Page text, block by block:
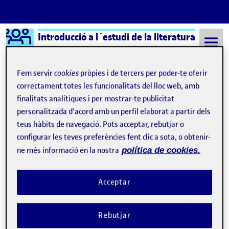
Saltar al contingut
Logo Ágora
Introducció a l´estudi de la literatura
Semestre 20211 - Aula 1 16 Setembre, 2021
16 Setembre, 2021
Qui soc?
Publicat per
Jordi Anglés Escolar
Data de publicaciócomentariel Qui soc?
Hola a tothom, sóc el Jordi Anglès de Tarragona, tinc 42 anys.
Començo aquest any llengua i literatura catalanes per la uoc
després de temps de voler fer-ho. Sóc llicenciat en filologia
hispànica per la URV i fa més de cinc anys que em dedico a donar
Fem servircookies pròpies i de tercers per poder-te oferir
correctament totes les funcionalitats del lloc web, amb
finalitats analítiques i per mostrar-te publicitat
personalitzada d'acord amb un perfil elaborat a partir dels
teus hàbits de navegació. Pots acceptar, rebutjar o
configurar les teves preferències fent clic a sota, o obtenir-
ne més informació en la nostra política de cookies.
Rebutjar
Acceptar